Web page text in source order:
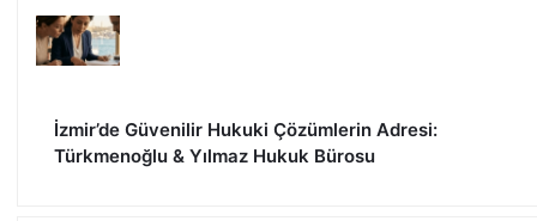
İzmir’de Güvenilir Hukuki Çözümlerin Adresi:
Türkmenoğlu & Yılmaz Hukuk Bürosu